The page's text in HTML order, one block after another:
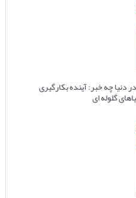
دنیا چه خبر: آینده بکارگیری
گلوله ای